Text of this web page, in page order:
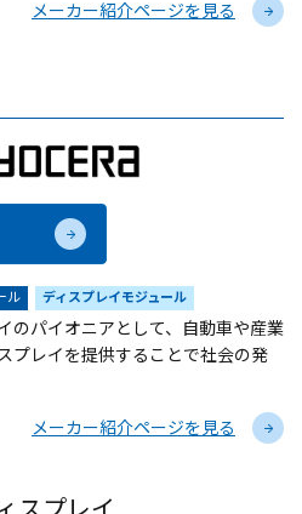
メーカー紹介ページを見る
ル ディスプレイモジュール
のパイオニアとして、自動車や産業
プレイを提供することで社会の発
メーカー紹介ページを見る